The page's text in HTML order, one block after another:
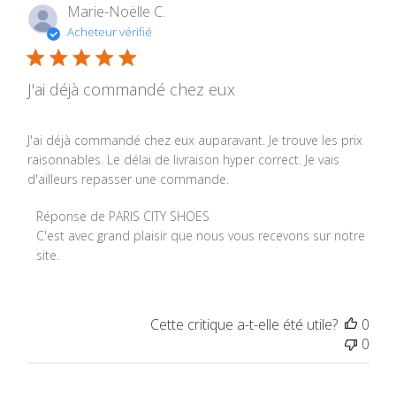
Marie-Noëlle C.
Acheteur vérifié
J'ai déjà commandé chez eux
J'ai déjà commandé chez eux auparavant. Je trouve les prix
raisonnables. Le délai de livraison hyper correct. Je vais
d'ailleurs repasser une commande.
Commentaires du propriétaire du magasin sur l'examen
Réponse de PARIS CITY SHOES
C'est avec grand plaisir que nous vous recevons sur notre
site.
Cette critique a-t-elle été utile?
0
0